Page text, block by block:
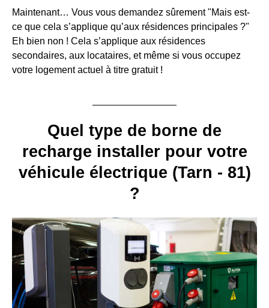
Maintenant… Vous vous demandez sûrement "Mais est-
ce que cela s’applique qu’aux résidences principales ?"
Eh bien non ! Cela s’applique aux résidences
secondaires, aux locataires, et même si vous occupez
votre logement actuel à titre gratuit !
Quel type de borne de
recharge installer pour votre
véhicule électrique (Tarn - 81)
?